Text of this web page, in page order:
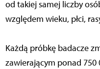
od takiej samej liczby
względem wieku, płci,
Każdą próbkę badacze
zawierającym ponad 750